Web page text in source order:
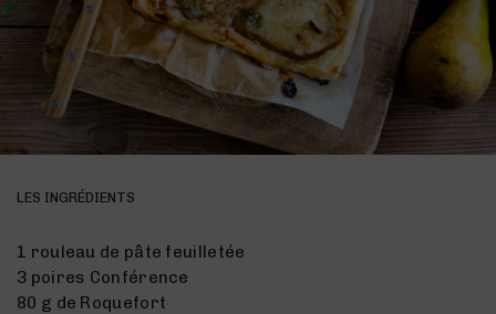
LES INGRÉDIENTS
1 rouleau de pâte feuilletée
3 poires Conférence
80 g de Roquefort